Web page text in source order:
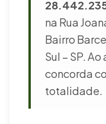
na Rua
Bairro
Sul – SP.
concorda
totalidade.